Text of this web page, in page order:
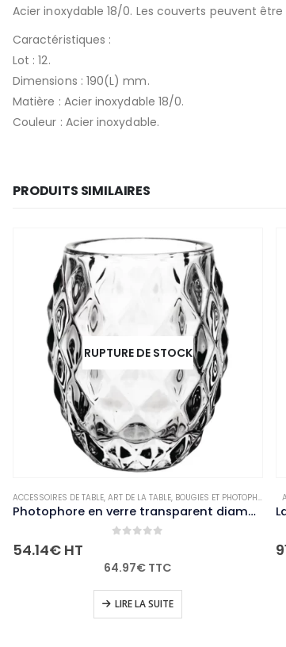
Acier inoxydable 18/0. Les couverts peuvent
Caractéristiques :
Lot : 12.
Dimensions : 190(L) mm.
Matière : Acier inoxydable 18/0.
Couleur : Acier inoxydable.
PRODUITS SIMILAIRES
RUPTURE DE STOCK
ACCESSOIRES DE TABLE, ART DE LA TABLE, BOUGIES ET PHOTOPHORES
Photophore en verre transparent diamant Olympia 75mm (Lot de 6)
54.14€ HT
64.97€ TTC
LIRE LA SUITE